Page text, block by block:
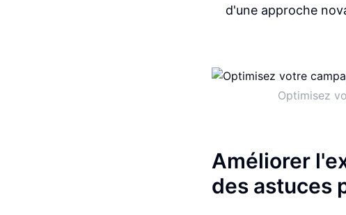
d'une approche
Optimisez
Améliorer
des astuces